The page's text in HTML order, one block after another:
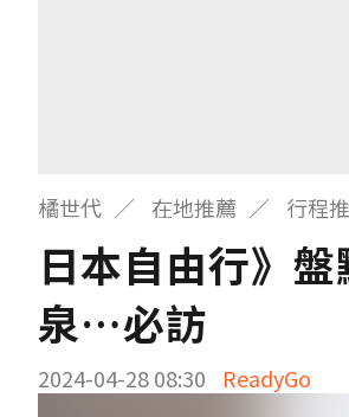
橘世代 在地推薦 行程
日本自由行》
泉…必訪
2024-04-28 08:30 ReadyGo